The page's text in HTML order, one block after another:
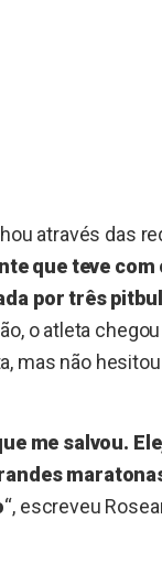
através das
que teve
por três
o atleta
mas não
me salvou.
“, escreveu